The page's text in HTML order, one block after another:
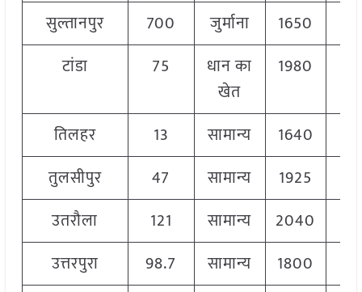
सुल्तानपुर 700 जुर्माना 1650
टांडा
75
धान का
खेत
1980
तिलहर 13 सामान्य 1640
तुलसीपुर
47 सामान्य 1925
उतरौला
121 सामान्य 2040
उत्तरपुरा
98.7 सामान्य 1800